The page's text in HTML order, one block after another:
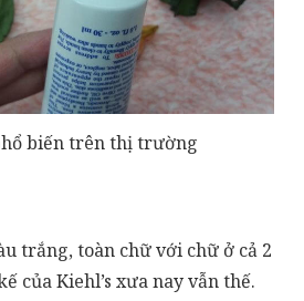
biến trên thị trường
trắng, toàn chữ với chữ ở cả 2
của Kiehl’s xưa nay vẫn thế.